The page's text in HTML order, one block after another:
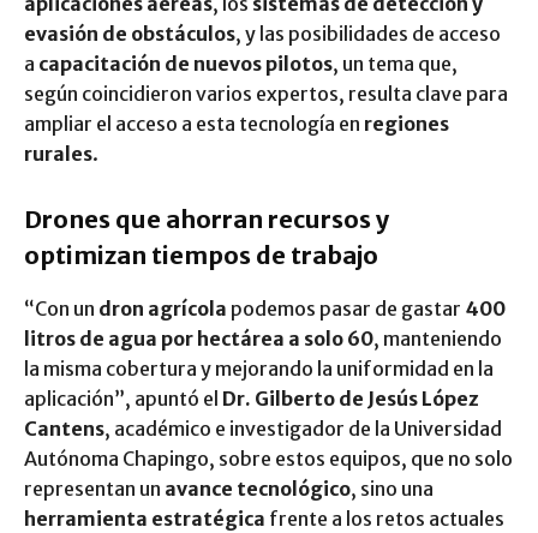
evasión de obstáculos, y las posibilidades de acceso
a capacitación de nuevos pilotos, un tema que,
según coincidieron varios expertos, resulta clave para
ampliar el acceso a esta tecnología en regiones
rurales.
Drones que ahorran recursos y
optimizan tiempos de trabajo
“Con un dron agrícola podemos pasar de gastar 400
litros de agua por hectárea a solo 60, manteniendo
la misma cobertura y mejorando la uniformidad en la
aplicación”, apuntó el Dr. Gilberto de Jesús López
Cantens, académico e investigador de la Universidad
Autónoma Chapingo, sobre estos equipos, que no solo
representan un avance tecnológico, sino una
herramienta estratégica frente a los retos actuales